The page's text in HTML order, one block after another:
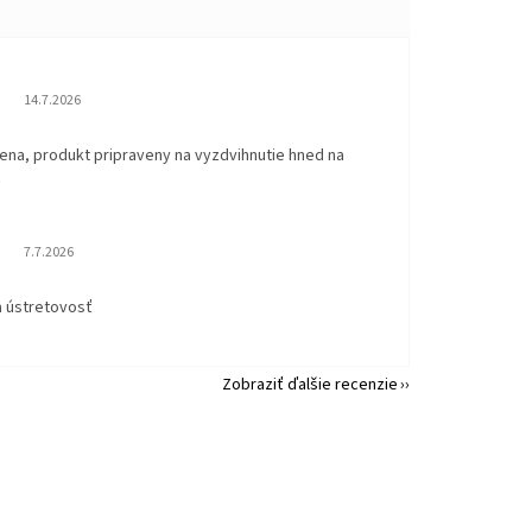
Hodnotenie obchodu je 5 z 5 hviezdičiek.
14.7.2026
produkt pripraveny na vyzdvihnutie hned na
Hodnotenie obchodu je 5 z 5 hviezdičiek.
7.7.2026
ústretovosť
Zobraziť ďalšie recenzie